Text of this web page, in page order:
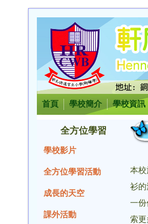
首頁 學校簡介 學校資訊
全方位學習
學校影片
全方位學習活動
成長的天空
課外活動
本校
衫
一
索更